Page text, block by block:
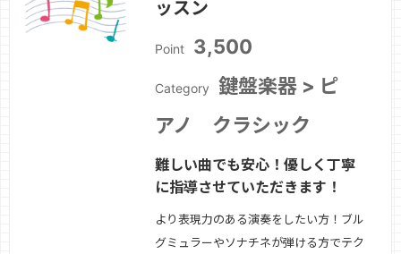
ッスン
Point 3,500
Category
鍵盤楽器 > ピ
アノ クラシック
難しい曲でも安心！優しく丁寧
に指導させていただきます！
より表現力のある演奏をしたい方！ブル
グミュラーやソナチネが弾ける方でテク